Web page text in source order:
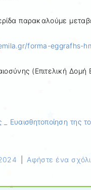
παρακαλούμε
forma-eggrafhs-
(Επιτελική
Ευαισθητοποίηση της
Αφήστε ένα